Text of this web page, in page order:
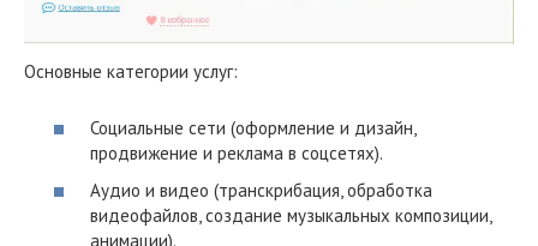
Основные категории услуг:
Социальные сети (оформление и дизайн,
продвижение и реклама в соцсетях).
Аудио и видео (транскрибация, обработка
видеофайлов, создание музыкальных композиции,
анимации).